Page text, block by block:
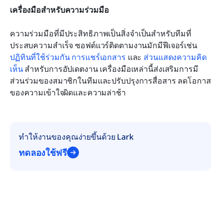
เครื่องมือสำหรับความร่วมมือ
ความร่วมมือที่มีประสิทธิภาพเป็นสิ่งจำเป็นสำหรับทีมที่
ประสบความสำเร็จ ซอฟต์แวร์ติดตามงานมักมีฟีเจอร์เช่น
ปฏิทินที่ใช้ร่วมกัน การแชร์เอกสาร และ ส่วนแสดงความคิด
เห็น สำหรับการอัปเดตงาน เครื่องมือเหล่านี้ส่งเสริมการมี
ส่วนร่วมของสมาชิกในทีมและปรับปรุงการสื่อสาร ลดโอกาส
ของความเข้าใจผิดและความล่าช้า
ทำให้งานของคุณง่ายขึ้นด้วย Lark
ทดลองใช้ฟรี